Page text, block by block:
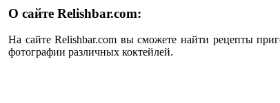
О сайте Relishbar.com:
На сайте Relishbar.com вы сможете найти рецепты
фотографии различных коктейлей.